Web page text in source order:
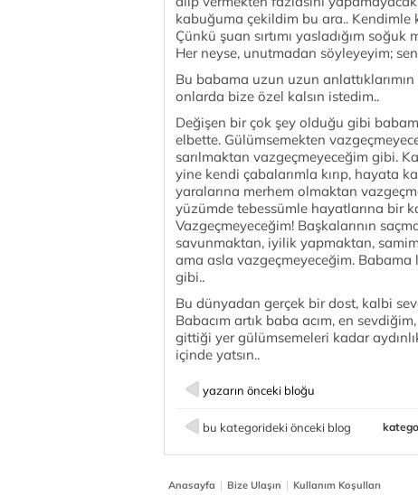
kabuğuma çekildim bu ara.. Kendimle
Çünkü şuan sırtımı yasladığım
Her neyse, unutmadan söyleyeyim;
Bu babama uzun uzun
onlarda bize özel kalsın istedim..
Değişen bir çok şey olduğu gibi
elbette. Gülümsemekten
sarılmaktan vazgeçmeyeceğim gibi.
yine kendi çabalarımla kırıp, hayata
yaralarına merhem olmaktan
yüzümde tebessümle hayatlarına bir
Vazgeçmeyeceğim! Başkalarının
savunmaktan, iyilik yapmaktan,
ama asla vazgeçmeyeceğim.
gibi..
Bu dünyadan gerçek bir dost, kalbi
Babacım artık baba acım, en
gittiği yer gülümsemeleri kadar
içinde yatsın..
yazarın önceki bloğu
bu kategorideki önceki blog
Anasayfa | Bize Ulaşın | Kullanım Koşulları